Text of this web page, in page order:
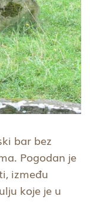
bar bez
Pogodan je
između
koje je u